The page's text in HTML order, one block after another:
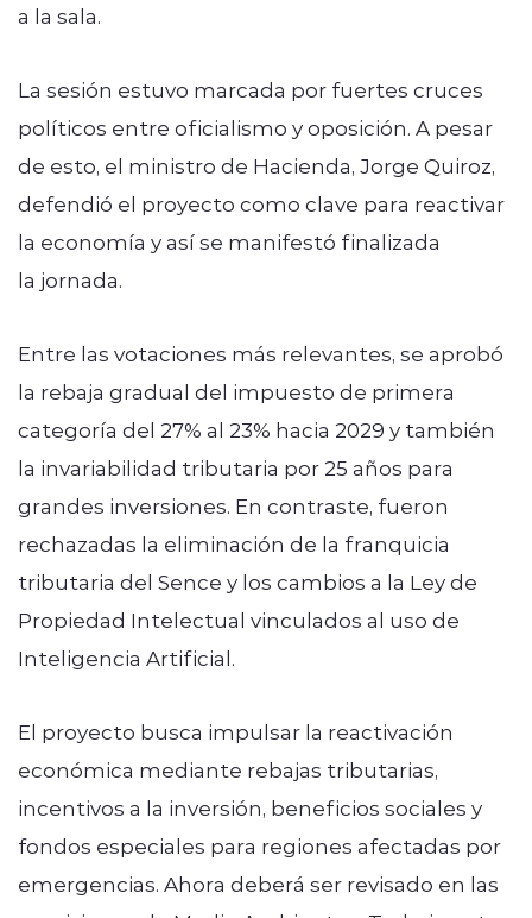
a la sala.
La sesión estuvo marcada por fuertes cruces
políticos entre oficialismo y oposición. A pesar
de esto, el ministro de Hacienda, Jorge Quiroz,
defendió el proyecto como clave para reactivar
la economía y así se manifestó finalizada
la jornada.
Entre las votaciones más relevantes, se aprobó
la rebaja gradual del impuesto de primera
categoría del 27% al 23% hacia 2029 y también
la invariabilidad tributaria por 25 años para
grandes inversiones. En contraste, fueron
rechazadas la eliminación de la franquicia
tributaria del Sence y los cambios a la Ley de
Propiedad Intelectual vinculados al uso de
Inteligencia Artificial.
El proyecto busca impulsar la reactivación
económica mediante rebajas tributarias,
incentivos a la inversión, beneficios sociales y
fondos especiales para regiones afectadas por
emergencias. Ahora deberá ser revisado en las